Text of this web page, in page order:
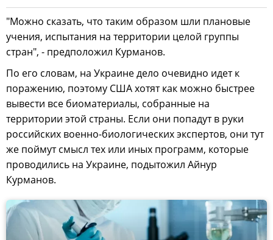
"Можно сказать, что таким образом шли плановые
учения, испытания на территории целой группы
стран", - предположил Курманов.
По его словам, на Украине дело очевидно идет к
поражению, поэтому США хотят как можно быстрее
вывести все биоматериалы, собранные на
территории этой страны. Если они попадут в руки
российских военно-биологических экспертов, они тут
же поймут смысл тех или иных программ, которые
проводились на Украине, подытожил Айнур
Курманов.